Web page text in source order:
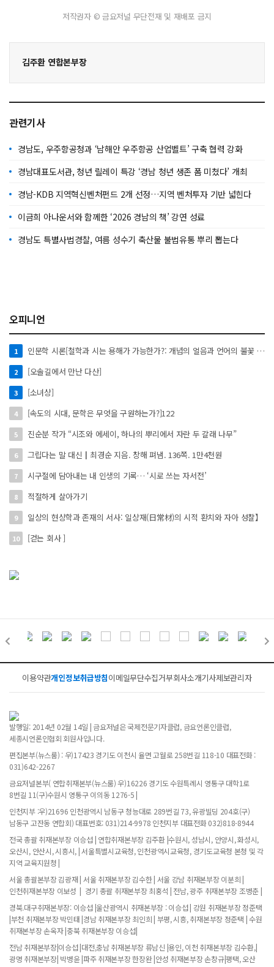
저작권자 © 금요저널 무단전재 및 재배포 금지
김주환 연합본부장
관련기사
경남도, 우주항공청과 ‘남해안 우주항공 산업벨트’ 구축 협력 강화
경남대표도서관, 청년 릴레이 특강 ‘경남 청년 생존 폼 미쳤다’ 개최
경남-KDB 지역혁신벤처펀드 2개 선정…지역 벤처투자 기반 넓힌다
이금희 아나운서와 함께한 ‘2026 경남의 책’ 강연 성료
경남도 특별사법경찰, 여름 성수기 축산물 불법유통 뿌리 뽑는다
오피니언
1 인문학 시론[철학과 시는 용해가 가능한가?: 개념의 얼음과 언어의 불꽃 사이에서]
2 [오솔길에서 만난 다산]
3 [소녀상]
4 [속도의 시대, 문학은 무엇을 구원하는가?]122
5 진순분 작가 “시조와 에세이, 하나의 뿌리에서 자란 두 갈래 나무”
6 그립다는 말 대신┃최경순 지음. 창해 펴냄. 136쪽. 1만4천원
7 시구절에 담아내는 내 인생의 기록… ‘시로 쓰는 자서전’
8 적절하게 살아가기
9 일상의 현상학과 존재의 서사: 일상재(日常材)의 시적 환치와 자아 성찰】
10 [걷는 회사 ]
이용약관개인정보취급방침이메일무단수집거부회사소개기사제보관리자
발행일: 2014년 02월 14일 | 금요저널은 국제전문기자클럽, 금요언론인클럽,
세종시언론인협회 회원사입니다.
편집본부(뉴스룸) : 우)17423 경기도 이천시 율면 고월로 258번길 118-10 대표전화 :
031)642-2267
금요저널본부( 연합취재본부(뉴스룸) 우)16226 경기도 수원특례시 영통구 대학1로
8번길 11(구)수원시 영통구 이의동 1276-5 |
인천지부 :우)21696 인천광역시 남동구 청능대로 289번길 73, 유광빌딩 204호(구)
남동구 고잔동 연합회) 대표번호: 031)214-9978 인천지부 대표전화 032)818-8944
전국 총괄 취재본부장 이승섭 | 연합취재본부장 김주환 |수원시, 성남시, 안양시, 화성시,
오산시, 안산시, 시흥시, | 서울특별시교육청, 인천광역시교육청, 경기도교육청 본청 및 각
지역 교육지원청 |
서울 총괄본부장 김광재 | 서울 취재본부장 김수한 | 서울 강남 취재본부장 이분희 |
인천취재본부장 이보성 | 경기 총괄 취재본부장 최홍석 | 전남, 광주 취재본부장 조병춘 |
경북.대구취재본부장: 이승섭 |울산광역시 취재본부장 : 이승섭 | 강원 취재본부장 정준택
|부천 취재본부장 박민태 |경남 취재본부장 최인희 | 부평, 시흥, 취재본부장 정준택 | 수원
취재본부장 손옥자 |충북 취재본부장 이승섭|
전남 취재본부장|이승섭 |대전,충남 취재본부장 류남신 |용인, 이천 취재본부장 김수환,|
광명 취재본부장| 박병윤 |파주 취재본부장 한장완 |안성 취재본부장 손창규|평택, 오산